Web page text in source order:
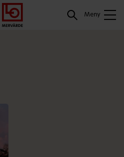
Gå
till
meny
Logga
in
Hoppa
till
innehåll
Meny
Sök